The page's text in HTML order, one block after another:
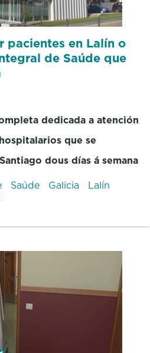
pacientes en Lalín o
de Saúde que
dedicada a atención
que se
dous días á semana
Saúde Galicia
Lalín